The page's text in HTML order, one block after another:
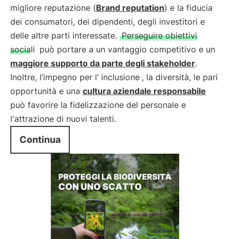
migliore reputazione (Brand reputation) e la fiducia
dei consumatori, dei dipendenti, degli investitori e
delle altre parti interessate. Perseguire obiettivi
sociali può portare a un vantaggio competitivo e un
maggiore supporto da parte degli stakeholder.
Inoltre, l’impegno per l' inclusione , la diversità, le pari
opportunità e una cultura aziendale responsabile
può favorire la fidelizzazione del personale e
l'attrazione di nuovi talenti.
Continua